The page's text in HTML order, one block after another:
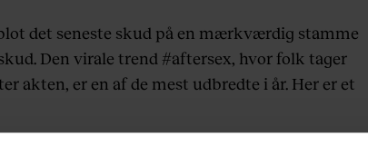
det seneste skud på en mærkværdig stamme
Den virale trend #aftersex, hvor folk tager
akten, er en af de mest udbredte i år. Her er et